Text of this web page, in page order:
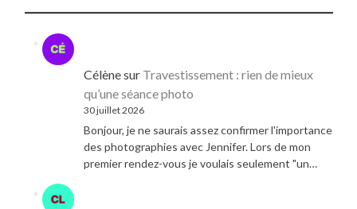
Célènesur Travestissement : rien de mieux
qu’une séance photo
30 juillet 2026
Bonjour, je ne saurais assez confirmer l'importance
des photographies avec Jennifer. Lors de mon
premier rendez-vous je voulais seulement "un…